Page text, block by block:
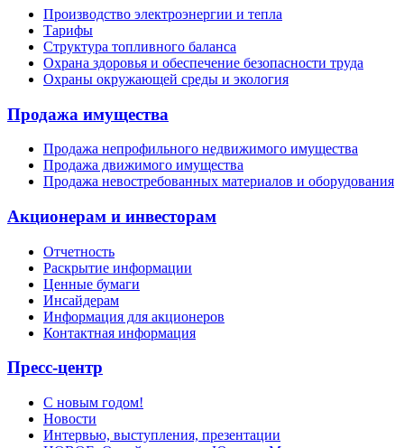
Производство электроэнергии и тепла
Тарифы
Структура топливного баланса
Охрана здоровья и обеспечение безопасности труда
Охраны окружающей среды и экология
Продажа имущества
Продажа непрофильного недвижимого имущества
Продажа движимого имущества
Продажа невостребованных материалов и оборудования
Акционерам и инвесторам
Отчетность
Раскрытие информации
Ценные бумаги
Инсайдерам
Информация для акционеров
Контактная информация
Пресс-центр
С новым годом!
Новости
Интервью, выступления, презентации